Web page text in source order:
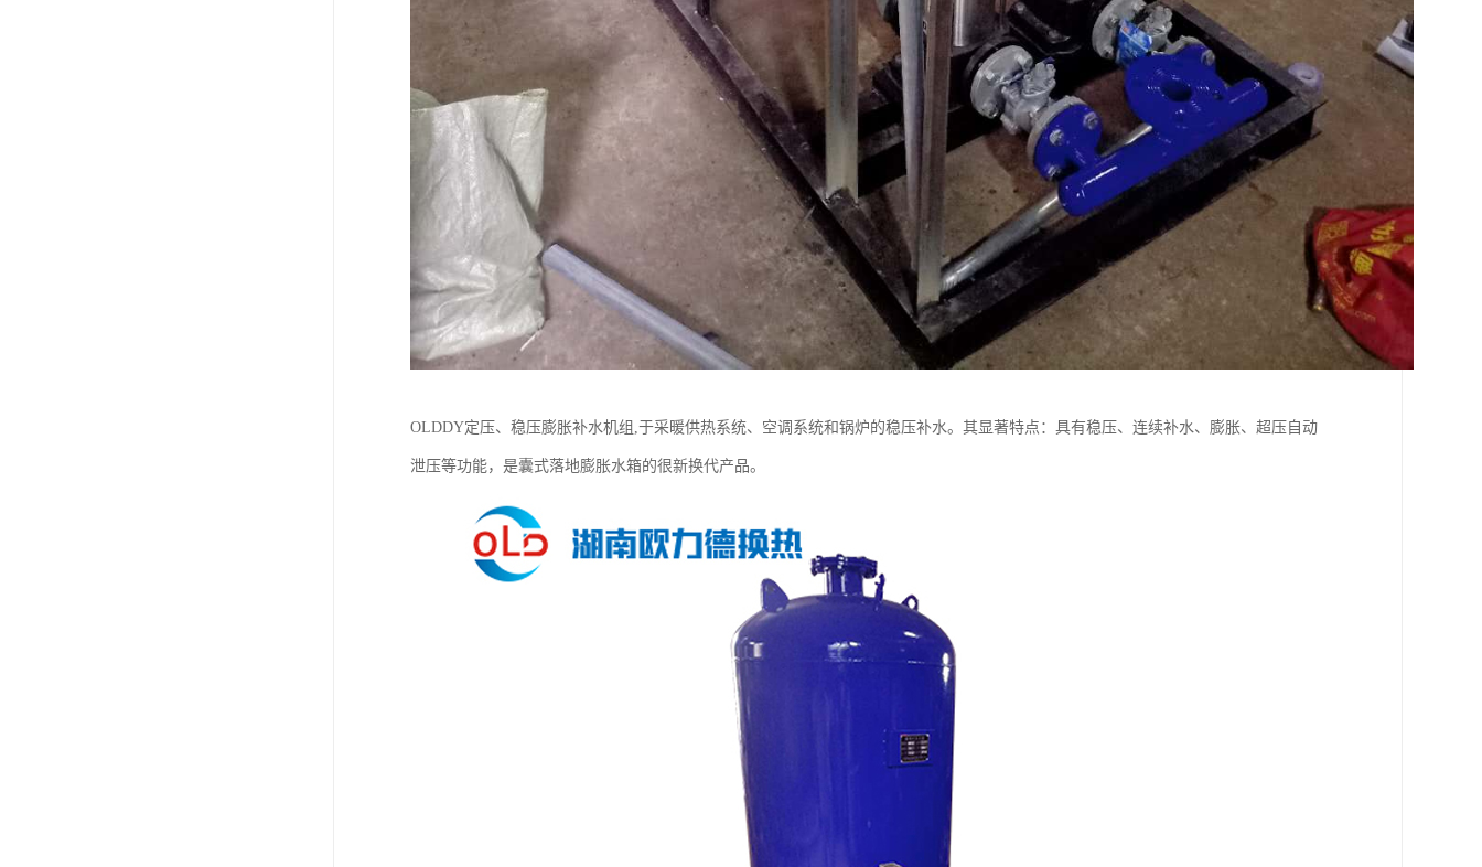
OLDDY定压、稳压膨胀补水机组,于采暖供热系统、空调系统和锅炉的稳压补水。其显著特点：具有稳压、连续补水、膨胀、超压自动
泄压等功能，是囊式落地膨胀水箱的很新换代产品。